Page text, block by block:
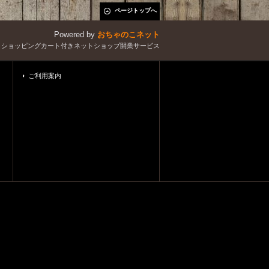
ページトップへ
Powered by おちゃのこネット
ョッピングカート付きネットショップ開業サービス
ご利用案内